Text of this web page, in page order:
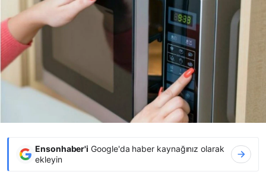
Ensonhaber'i Google'da haber kaynağınız olarak
ekleyin